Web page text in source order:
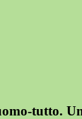
tutto.